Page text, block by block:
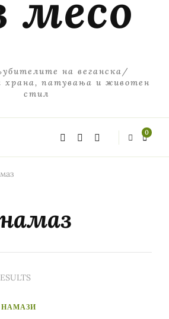
на веганска/
храна, патувања и животен
стил
0
НАМАЗИ